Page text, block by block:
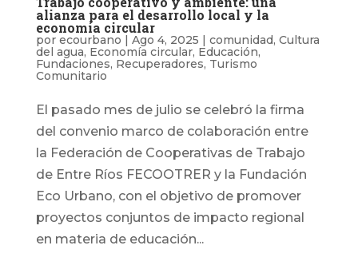
alianza para el desarrollo local y la
economía circular
por ecourbano | Ago 4, 2025 | comunidad, Cultura
del agua, Economía circular, Educación,
Fundaciones, Recuperadores, Turismo
Comunitario
El pasado mes de julio se celebró la firma
del convenio marco de colaboración entre
la Federación de Cooperativas de Trabajo
de Entre Ríos FECOOTRER y la Fundación
Eco Urbano, con el objetivo de promover
proyectos conjuntos de impacto regional
en materia de educación...